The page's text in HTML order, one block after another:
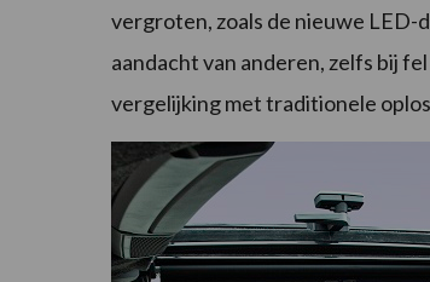
vergroten, zoals de nieuwe LED-
aandacht van anderen, zelfs bij
vergelijking met traditionele